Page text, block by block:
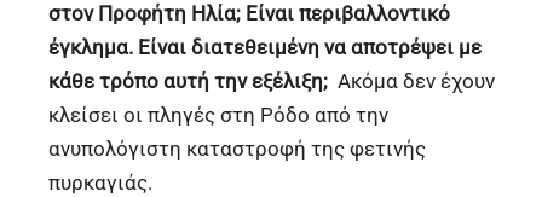
στον Προφήτη Ηλία; Είναι περιβαλλοντικό
έγκλημα. Είναι διατεθειμένη να αποτρέψει με
κάθε τρόπο αυτή την εξέλιξη; Ακόμα δεν έχουν
κλείσει οι πληγές στη Ρόδο από την
ανυπολόγιστη καταστροφή της φετινής
πυρκαγιάς.